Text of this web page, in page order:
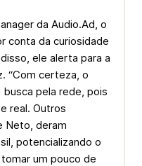
da Audio.Ad, o
conta da curiosidade
ele alerta para a
“Com certeza, o
pela rede, pois
real. Outros
Neto, deram
potencializando o
um pouco de